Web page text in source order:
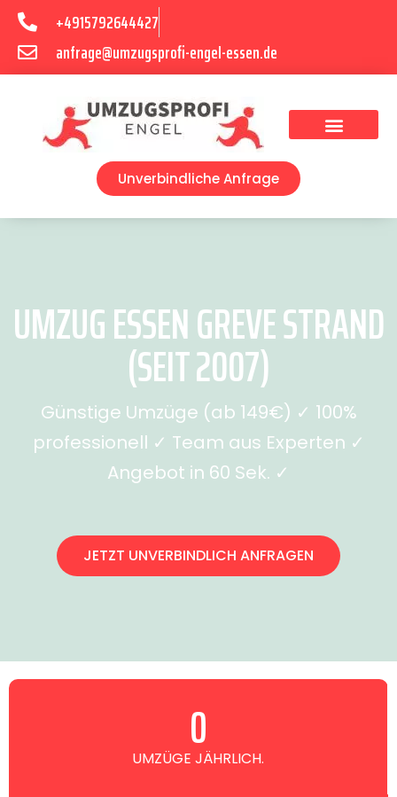
+4915792644427
anfrage@umzugsprofi-engel-essen.de
Unverbindliche Anfrage
UMZUG ESSEN GREVE STRAND
(SEIT 2007)
Günstige Umzüge (ab 149€) ✓ 100%
professionell ✓ Team aus Experten ✓
Angebot in 60 Sek. ✓
JETZT UNVERBINDLICH ANFRAGEN
UMZÜGE JÄHRLICH.
0